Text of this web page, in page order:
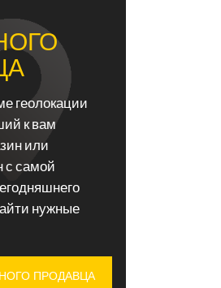
геолокации
к вам
или
с самой
нужные
ПРОДАВЦА